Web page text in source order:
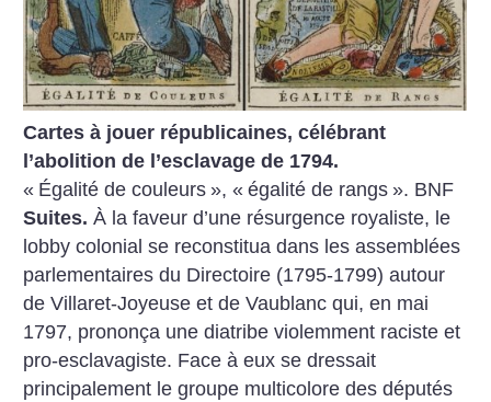
Cartes à jouer républicaines, célébrant
l’abolition de l’esclavage de 1794.
« Égalité de couleurs », « égalité de rangs ». BNF
Suites.À la faveur d’une résurgence royaliste, le
lobby colonial se reconstitua dans les assemblées
parlementaires du Directoire (1795-1799) autour
de Villaret-Joyeuse et de Vaublanc qui, en mai
1797, prononça une diatribe violemment raciste et
pro-esclavagiste. Face à eux se dressait
principalement le groupe multicolore des députés